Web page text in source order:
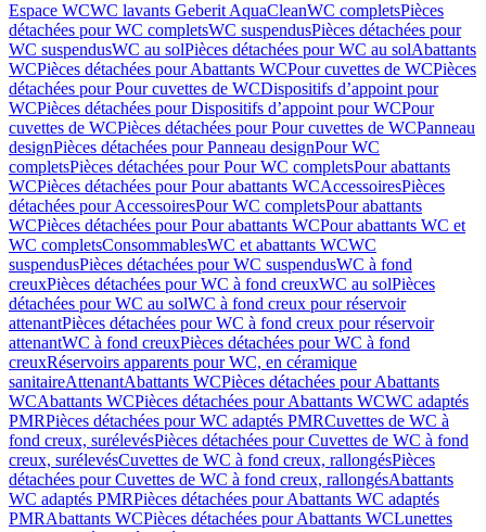
Espace WCWC lavants Geberit AquaCleanWC completsPièces
détachées pour WC completsWC suspendusPièces détachées pour
WC suspendusWC au solPièces détachées pour WC au solAbattants
WCPièces détachées pour Abattants WCPour cuvettes de WCPièces
détachées pour Pour cuvettes de WCDispositifs d’appoint pour
WCPièces détachées pour Dispositifs d’appoint pour WCPour
cuvettes de WCPièces détachées pour Pour cuvettes de WCPanneau
designPièces détachées pour Panneau designPour WC
completsPièces détachées pour Pour WC completsPour abattants
WCPièces détachées pour Pour abattants WCAccessoiresPièces
détachées pour AccessoiresPour WC completsPour abattants
WCPièces détachées pour Pour abattants WCPour abattants WC et
WC completsConsommablesWC et abattants WCWC
suspendusPièces détachées pour WC suspendusWC à fond
creuxPièces détachées pour WC à fond creuxWC au solPièces
détachées pour WC au solWC à fond creux pour réservoir
attenantPièces détachées pour WC à fond creux pour réservoir
attenantWC à fond creuxPièces détachées pour WC à fond
creuxRéservoirs apparents pour WC, en céramique
sanitaireAttenantAbattants WCPièces détachées pour Abattants
WCAbattants WCPièces détachées pour Abattants WCWC adaptés
PMRPièces détachées pour WC adaptés PMRCuvettes de WC à
fond creux, surélevésPièces détachées pour Cuvettes de WC à fond
creux, surélevésCuvettes de WC à fond creux, rallongésPièces
détachées pour Cuvettes de WC à fond creux, rallongésAbattants
WC adaptés PMRPièces détachées pour Abattants WC adaptés
PMRAbattants WCPièces détachées pour Abattants WCLunettes